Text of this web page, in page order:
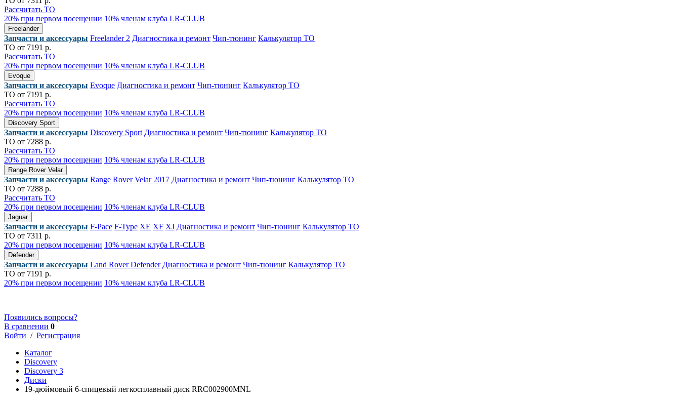
Рассчитать ТО
20% при первом посещении 10% членам клуба LR-CLUB
Freelander
Запчасти и аксессуары Freelander 2 Диагностика и ремонт Чип-тюнинг Калькулятор ТО
ТО от 7191 р.
Рассчитать ТО
20% при первом посещении 10% членам клуба LR-CLUB
Evoque
Запчасти и аксессуары Evoque Диагностика и ремонт Чип-тюнинг Калькулятор ТО
ТО от 7191 р.
Рассчитать ТО
20% при первом посещении 10% членам клуба LR-CLUB
Discovery Sport
Запчасти и аксессуары Discovery Sport Диагностика и ремонт Чип-тюнинг Калькулятор ТО
ТО от 7288 р.
Рассчитать ТО
20% при первом посещении 10% членам клуба LR-CLUB
Range Rover Velar
Запчасти и аксессуары Range Rover Velar 2017 Диагностика и ремонт Чип-тюнинг Калькулятор ТО
ТО от 7288 р.
Рассчитать ТО
20% при первом посещении 10% членам клуба LR-CLUB
Jaguar
Запчасти и аксессуары F-Pace F-Type XE XF XJ Диагностика и ремонт Чип-тюнинг Калькулятор ТО
ТО от 7311 р.
20% при первом посещении 10% членам клуба LR-CLUB
Defender
Запчасти и аксессуары Land Rover Defender Диагностика и ремонт Чип-тюнинг Калькулятор ТО
ТО от 7191 р.
20% при первом посещении 10% членам клуба LR-CLUB
Появились вопросы?
В сравнении 0
Войти / Регистрация
Каталог
Discovery
Discovery 3
Диски
19-дюймовый 6-спицевый легкосплавный диск RRC002900MNL